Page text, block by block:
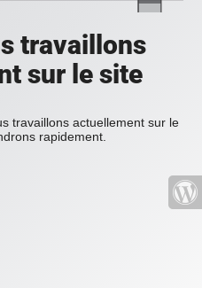
travaillons
sur le site
travaillons actuellement sur le
rapidement.